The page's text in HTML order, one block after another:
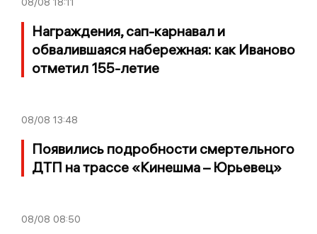
Награждения, сап-карнавал и
обвалившаяся набережная: как Иваново
отметил 155-летие
08/08 13:48
Появились подробности смертельного
ДТП на трассе «Кинешма – Юрьевец»
08/08 08:50